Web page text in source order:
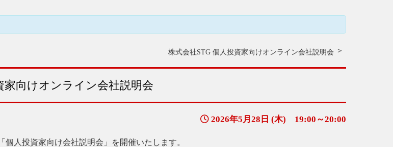
株式会社STG 個人投資家向けオンライン会社説明会
向けオンライン会社説明会
2026年5月28日 (木) 19:00～20:00
人投資家向け会社説明会」を開催いたします。